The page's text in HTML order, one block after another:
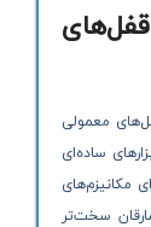
معمولی
ساده‌ای
مکانیزم‌های
سخت‌تر